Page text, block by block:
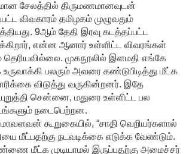
சேலத்தில் திருமணமானவுடன்
விவகாரம் தமிழகம் முழுவதும்
9ஆம் தேதி இரவு கடத்தப்பட்ட
என்ன ஆனார் உள்ளிட்ட விவரங்கள்
தெரியவில்லை. முகநூலில் இளமதி எங்கே
பலரும் அவரை கண்டுபிடித்து மீட்க
விடுத்து வருகின்றனர். இதே
சென்னை, மதுரை உள்ளிட்ட பல
நடைபெற்றன.
கூறுகையில், “சாதி வெறியர்களால்
மீட்பதற்கு நடவடிக்கை எடுக்க வேண்டும்.
மீட்க முடியாமல் இருப்பதற்கு அமைச்சர்